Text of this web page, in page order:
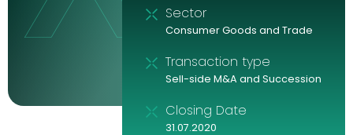
Sector
Consumer Goods and Trade
Transaction type
Sell-side M&A and Succession
Closing Date
31.07.2020